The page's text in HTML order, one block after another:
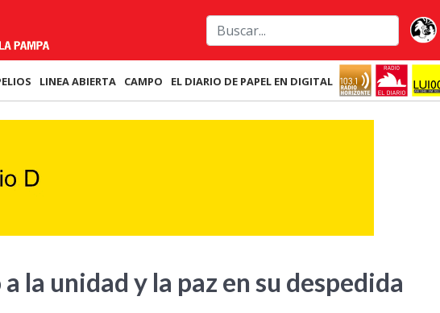
LINEA ABIERTA CAMPO EL DIARIO DE PAPEL EN DIGITAL
la unidad y la paz en su despedida